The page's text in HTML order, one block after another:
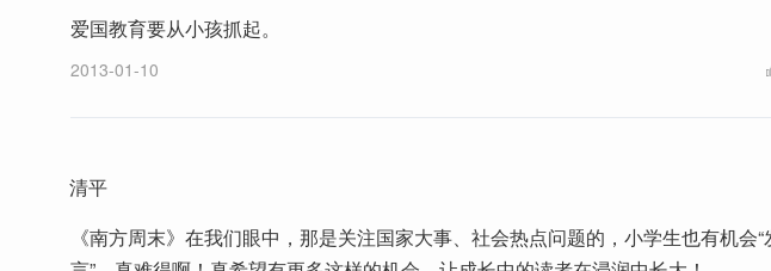
爱国教育要从小孩抓起。
2013-01-10
清平
《南方周末》在我们眼中，那是关注国家大事、社会热点问题的，小学生也有机会“